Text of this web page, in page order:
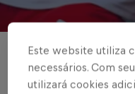
Massa Bruta
0 e entra no G8
Este website utiliza
necessários. Com
utilizará cookies